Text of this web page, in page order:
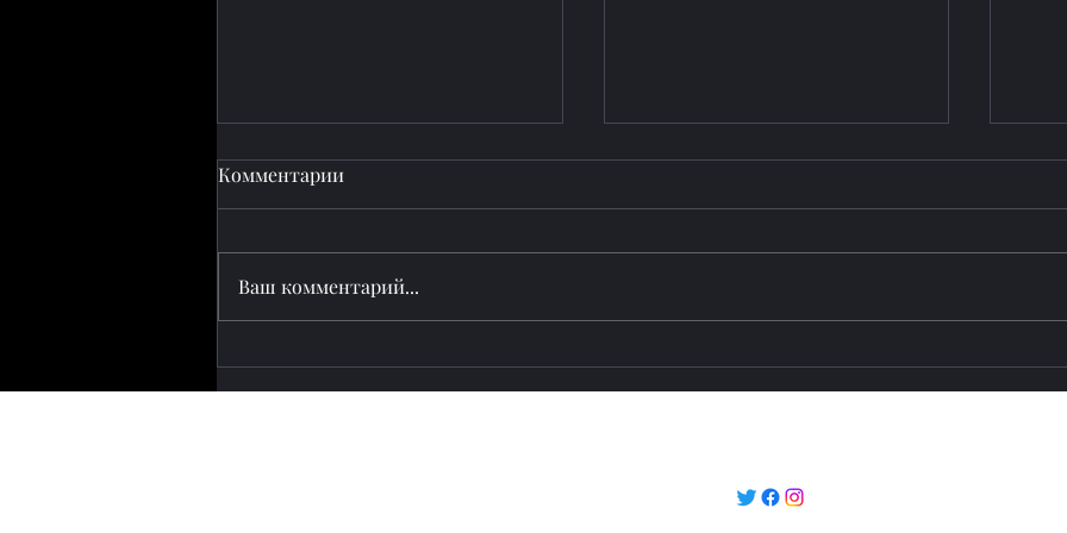
прохождения границы:
реконструкция дорог Баку:
инфраструктура
Комментарии
Ваш комментарий...